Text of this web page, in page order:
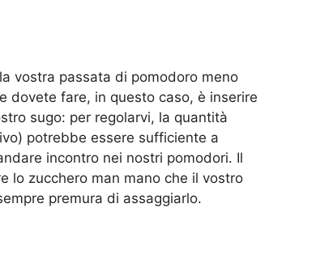
vostra passata di pomodoro meno
dovete fare, in questo caso, è inserire
sugo: per regolarvi, la quantità
potrebbe essere sufficiente a
incontro nei nostri pomodori. Il
lo zucchero man mano che il vostro
premura di assaggiarlo.